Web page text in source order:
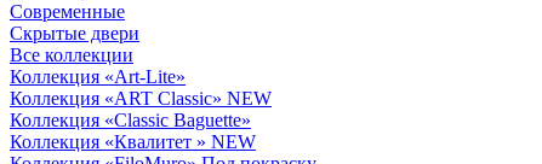
Современные
Скрытые двери
Все коллекции
Коллекция «Art-Lite»
Коллекция «ART Classic» NEW
Коллекция «Classic Baguette»
Коллекция «Квалитет » NEW